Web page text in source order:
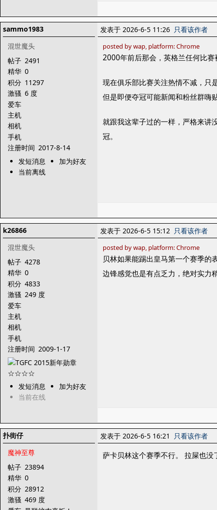
sammo1983
混世魔头
帖子 2491
精华 0
积分 11297
激骚 6 度
爱车
主机
相机
手机
注册时间 2017-8-14
发短消息
加为好友
当前离线
发表于 2026-6-5 11:26 只看该作者
posted by wap, platform: Chrome
2000年前后那会，英格兰任何比
现在俱乐部比赛关注热情不减，只
但是即便夺冠可能新闻和粉丝群嗨
就跟我这辈子过的一样，严格来讲
冠。
k26866
混世魔头
帖子 4278
精华 0
积分 4833
激骚 249 度
爱车
主机
相机
手机
注册时间 2009-1-17
发短消息
加为好友
当前在线
发表于 2026-6-5 15:12 只看该作者
posted by wap, platform: Chrome
贝林如果能踢出皇马第一个赛季的
边锋感觉也是有点乏力，绝对实力
扑街仔
魔神至尊
帖子 23894
精华 0
积分 28912
激骚 469 度
发表于 2026-6-5 16:21 只看该作者
萨卡贝林这个赛季不行。 拉屎也